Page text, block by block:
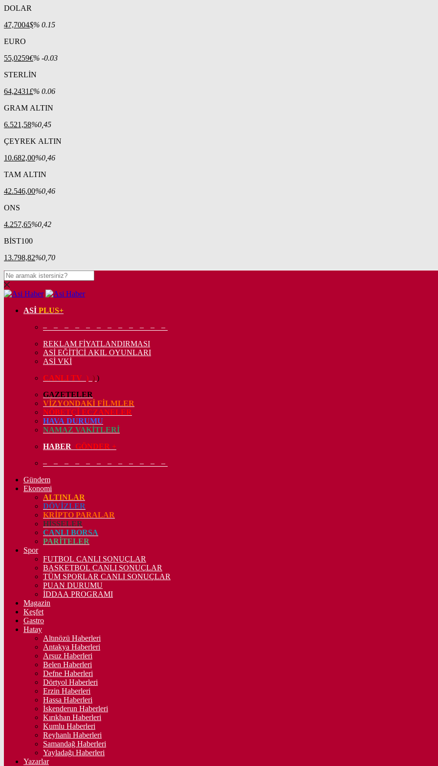
DOLAR
47,7004$% 0.15
EURO
55,0259€% -0.03
STERLİN
64,2431£% 0.06
GRAM ALTIN
6.521,58%0,45
ÇEYREK ALTIN
10.682,00%0,46
TAM ALTIN
42.546,00%0,46
ONS
4.257,65%0,42
BİST100
13.798,82%0,70
ASİ PLUS+
– – – – – – – – – – – –
REKLAM FİYATLANDIRMASI
ASİ EĞİTİCİ AKIL OYUNLARI
ASİ VKİ
CANLI TV ) ) )
GAZETELER
VİZYONDAKİ FİLMLER
NÖBETÇİ ECZANELER
HAVA DURUMU
NAMAZ VAKİTLERİ
HABER GÖNDER +
– – – – – – – – – – – –
Gündem
Ekonomi
ALTINLAR
DÖVİZLER
KRİPTO PARALAR
HİSSELER
CANLI BORSA
PARİTELER
Spor
FUTBOL CANLI SONUÇLAR
BASKETBOL CANLI SONUÇLAR
TÜM SPORLAR CANLI SONUÇLAR
PUAN DURUMU
İDDAA PROGRAMI
Magazin
Keşfet
Gastro
Hatay
Altınözü Haberleri
Antakya Haberleri
Arsuz Haberleri
Belen Haberleri
Defne Haberleri
Dörtyol Haberleri
Erzin Haberleri
Hassa Haberleri
İskenderun Haberleri
Kırıkhan Haberleri
Kumlu Haberleri
Reyhanlı Haberleri
Samandağ Haberleri
Yayladağı Haberleri
Yazarlar